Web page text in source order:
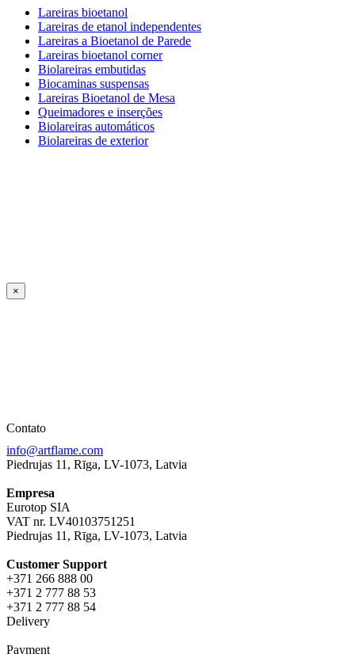
Lareiras bioetanol
Lareiras de etanol independentes
Lareiras a Bioetanol de Parede
Lareiras bioetanol corner
Biolareiras embutidas
Biocaminas suspensas
Lareiras Bioetanol de Mesa
Queimadores e inserções
Biolareiras automáticos
Biolareiras de exterior
×
Contato
info@artflame.com
Piedrujas 11, Rīga, LV-1073, Latvia
Empresa
Eurotop SIA
VAT nr. LV40103751251
Piedrujas 11, Rīga, LV-1073, Latvia
Сustomer Support
+371 266 888 00
+371 2 777 88 53
+371 2 777 88 54
Delivery
Payment